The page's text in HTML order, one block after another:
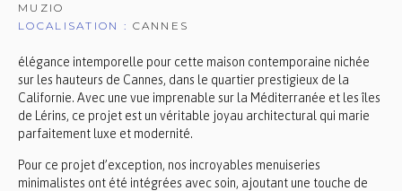
MUZIO
LOCALISATION : CANNES
élégance intemporelle pour cette maison contemporaine nichée
sur les hauteurs de Cannes, dans le quartier prestigieux de la
Californie. Avec une vue imprenable sur la Méditerranée et les îles
de Lérins, ce projet est un véritable joyau architectural qui marie
parfaitement luxe et modernité.
Pour ce projet d’exception, nos incroyables menuiseries
minimalistes ont été intégrées avec soin, ajoutant une touche de